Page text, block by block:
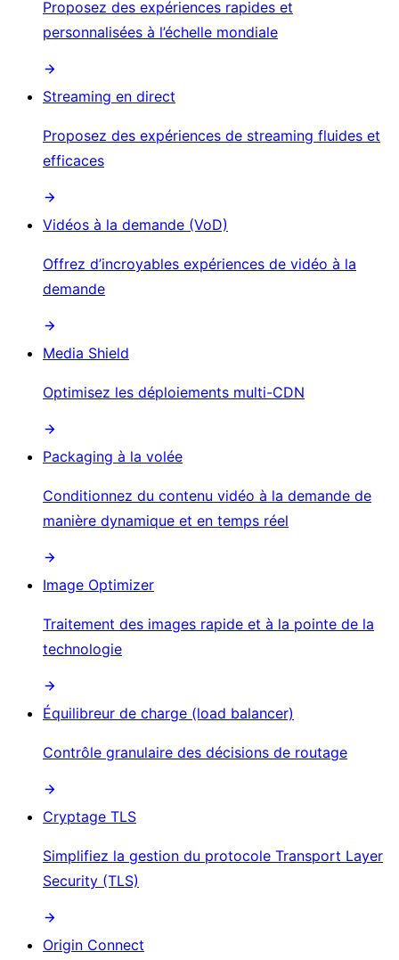
Proposez des expériences rapides et
personnalisées à l’échelle mondiale
Streaming en direct
Proposez des expériences de streaming fluides et
efficaces
Vidéos à la demande (VoD)
Offrez d’incroyables expériences de vidéo à la
demande
Media Shield
Optimisez les déploiements multi-CDN
Packaging à la volée
Conditionnez du contenu vidéo à la demande de
manière dynamique et en temps réel
Image Optimizer
Traitement des images rapide et à la pointe de la
technologie
Équilibreur de charge (load balancer)
Contrôle granulaire des décisions de routage
Cryptage TLS
Simplifiez la gestion du protocole Transport Layer
Security (TLS)
Origin Connect